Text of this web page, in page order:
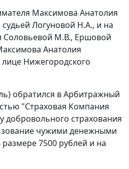
Максимова Анатолия
Логуновой Н.А., и на
Соловьевой М.В., Ершовой
Анатолия
Нижегородского
обратился в Арбитражный
"Страховая Компания
добровольного страхования
чужими денежными
7500 рублей и на